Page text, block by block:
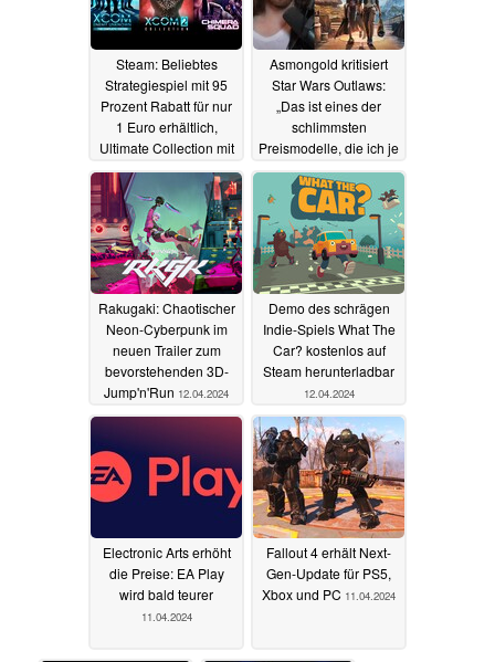
Steam: Beliebtes
Strategiespiel mit 95
Prozent Rabatt für nur
1 Euro erhältlich,
Ultimate Collection mit
91 Prozent für 17,60
statt 200 Euro13.04.2024
Asmongold kritisiert
Star Wars Outlaws:
„Das ist eines der
schlimmsten
Preismodelle, die ich je
gesehen habe“
13.04.2024
Rakugaki: Chaotischer
Neon-Cyberpunk im
neuen Trailer zum
bevorstehenden 3D-
Jump'n'Run 12.04.2024
Demo des schrägen
Indie-Spiels What The
Car? kostenlos auf
Steam herunterladbar
12.04.2024
Electronic Arts erhöht
die Preise: EA Play
wird bald teurer
11.04.2024
Fallout 4 erhält Next-
Gen-Update für PS5,
Xbox und PC 11.04.2024